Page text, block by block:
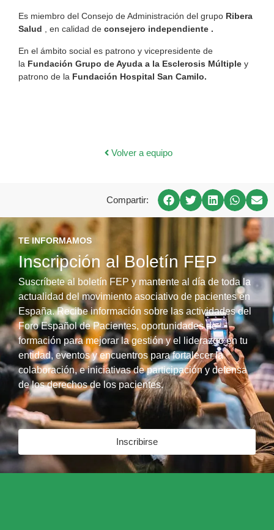
Es miembro del Consejo de Administración del grupo Ribera
Salud , en calidad de consejero independiente .
En el ámbito social es patrono y vicepresidente de
la Fundación Grupo de Ayuda a la Esclerosis Múltiple y
patrono de la Fundación Hospital San Camilo.
Volver a equipo
Compartir:
TE INFORMAMOS
Inscripción al Boletín FEP
Suscríbete al boletín FEP y mantente al día de toda la
actualidad del movimiento asociativo de pacientes en
España. Recibe información sobre las actividades del
Foro Español de Pacientes, oportunidades de
formación para mejorar la gestión y el liderazgo en tu
entidad, eventos y encuentros para fortalecer la
colaboración, e iniciativas de participación y defensa
de los derechos de los pacientes.
Inscribirse